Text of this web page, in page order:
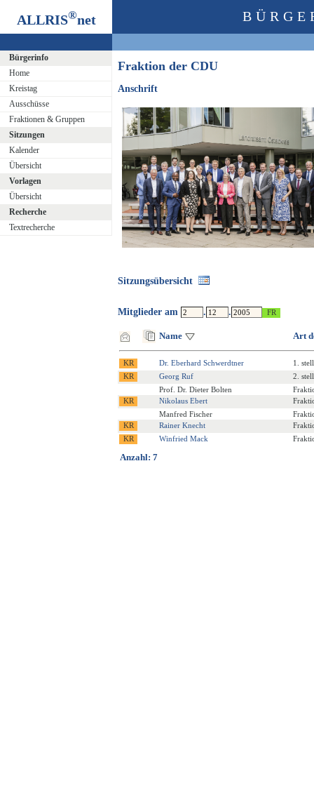
ALLRIS®net
Bürgerinfo
Home
Kreistag
Ausschüsse
Fraktionen & Gruppen
Sitzungen
Kalender
Übersicht
Vorlagen
Übersicht
Recherche
Textrecherche
Fraktion der CDU
Anschrift
Sitzungsübersicht
Mitglieder am . .
Name Art
Dr. Eberhard Schwerdtner
1.
Georg Ruf
2.
Prof. Dr. Dieter Bolten
Nikolaus Ebert
Manfred Fischer
Rainer Knecht
Winfried Mack
Anzahl: 7